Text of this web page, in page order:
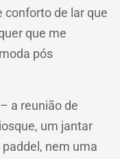
conforto de lar que
que me
pós
a reunião de
um jantar
nem uma